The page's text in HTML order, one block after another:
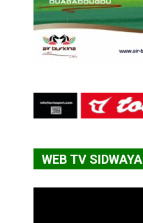
WEB TV SIDWAYA